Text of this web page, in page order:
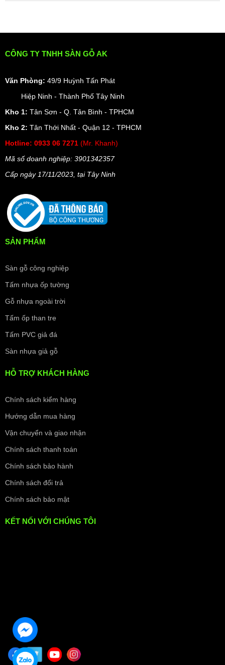
CÔNG TY TNHH SÀN GỖ AK
Văn Phòng: 49/9 Huỳnh Tấn Phát
Hiệp Ninh - Thành Phố Tây Ninh
Kho 1: Tân Sơn - Q. Tân Bình - TPHCM
Kho 2: Tân Thới Nhất - Quận 12 - TPHCM
Hotline: 0933 06 7271 (Mr. Khanh)
Mã số doanh nghiệp: 3901342357
Cấp ngày 17/11/2023, tại Tây Ninh
SẢN PHẨM
Sàn gỗ công nghiệp
Tấm nhựa ốp tường
Gỗ nhựa ngoài trời
Tấm ốp than tre
Tấm PVC giả đá
Sàn nhựa giả gỗ
HỖ TRỢ KHÁCH HÀNG
Chính sách kiểm hàng
Hướng dẫn mua hàng
Vận chuyển và giao nhận
Chính sách thanh toán
Chính sách bảo hành
Chính sách đổi trả
Chính sách bảo mật
KẾT NỐI VỚI CHÚNG TÔI